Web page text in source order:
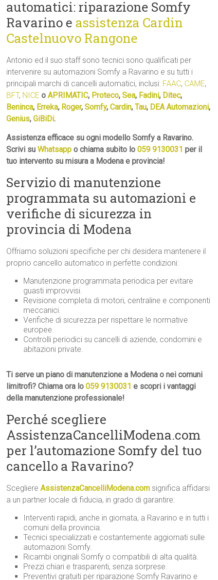
automatici: riparazione Somfy
Ravarino e assistenza Cardin
Castelnuovo Rangone
Antonio ed il suo staff sono tecnici sono qualificati per
intervenire su automazioni Somfy a Ravarino e su tutti i
principali marchi di cancelli automatici, inclusi: FAAC, CAME,
BFT, NICE oAPRIMATIC, Proteco,Sea, Fadini, Ditec,
Beninca, Erreka, Roger,Somfy,Cardin,Tau, DEA Automazioni,
Genius,GiBiDi.
Assistenza efficace su ogni modello Somfy a Ravarino.
Scrivi suWhatsapp o chiama subito lo059 9130031 per il
tuo intervento su misura a Modena e provincia!
Servizio di manutenzione
programmata su automazioni e
verifiche di sicurezza in
provincia di Modena
Offriamo soluzioni specifiche per chi desidera mantenere il
proprio cancello automatico in perfette condizioni:
Manutenzione programmata periodica per evitare
guasti improvvisi.
Revisione completa di motori, centraline e componenti
meccanici.
Verifiche di sicurezza per rispettare le normative
europee.
Controlli periodici su cancelli di aziende, condomini e
abitazioni private.
Ti serve un piano di manutenzione a Modena o nei comuni
limitrofi? Chiama ora lo059 9130031 e scopri i vantaggi
della manutenzione professionale!
Perché scegliere
AssistenzaCancelliModena.com
per l’automazione Somfy del tuo
cancello a Ravarino?
ScegliereAssistenzaCancelliModena.com significa affidarsi
a un partner locale di fiducia, in grado di garantire:
Interventi rapidi, anche in giornata, a Ravarino e in tutti i
comuni della provincia.
Tecnici specializzati e costantemente aggiornati sulle
automazioni Somfy.
Ricambi originali Somfy o compatibili di alta qualità.
Prezzi chiari e trasparenti, senza sorprese.
Preventivi gratuiti per riparazione Somfy Ravarino e